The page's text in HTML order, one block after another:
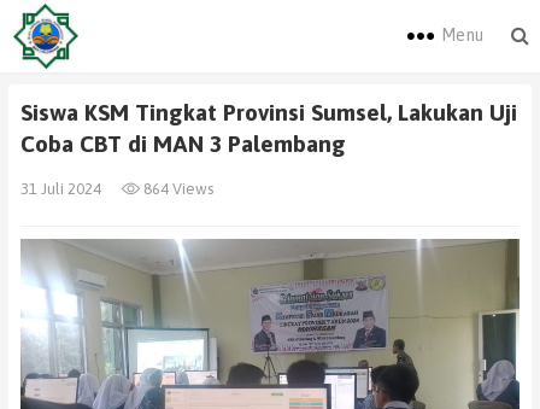
Menu
Siswa KSM Tingkat Provinsi Sumsel, Lakukan Uji
Coba CBT di MAN 3 Palembang
31 Juli 2024 864 Views